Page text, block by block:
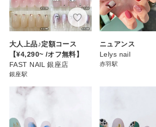
大人上品♪定額コース
【¥4,290~ /オフ無料】
FAST NAIL 銀座店
銀座駅
ニュアンス
Lelys nail
赤羽駅